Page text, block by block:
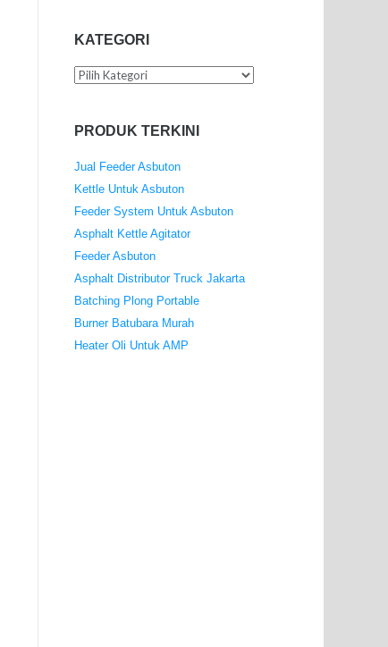
KATEGORI
Kategori
PRODUK TERKINI
Jual Feeder Asbuton
Kettle Untuk Asbuton
Feeder System Untuk Asbuton
Asphalt Kettle Agitator
Feeder Asbuton
Asphalt Distributor Truck Jakarta
Batching Plong Portable
Burner Batubara Murah
Heater Oli Untuk AMP